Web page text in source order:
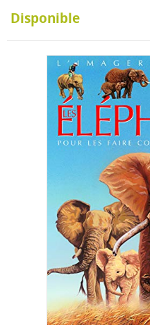
Disponible